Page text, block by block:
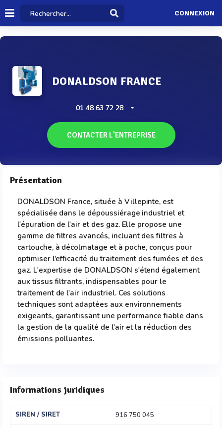
CONNEXION
DONALDSON FRANCE
01 48 63 72 28
CONTACTER L'ENTREPRISE
Présentation
DONALDSON France, située à Villepinte, est
spécialisée dans le dépoussiérage industriel et
l'épuration de l'air et des gaz. Elle propose une
gamme de filtres avancés, incluant des filtres à
cartouche, à décolmatage et à poche, conçus pour
optimiser l'efficacité du traitement des fumées et des
gaz. L'expertise de DONALDSON s'étend également
aux tissus filtrants, indispensables pour le
traitement de l'air industriel. Ces solutions
techniques sont adaptées aux environnements
exigeants, garantissant une performance fiable dans
la gestion de la qualité de l'air et la réduction des
émissions polluantes.
Informations juridiques
SIREN / SIRET
916 750 045